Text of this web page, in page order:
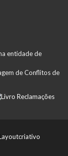
entidade de
de Conflitos de